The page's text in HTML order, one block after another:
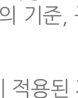
기준,
적용